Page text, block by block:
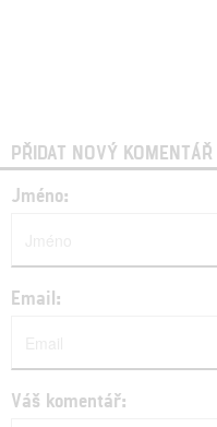
PŘIDAT NOVÝ KOMENTÁŘ
Jméno:
Email:
Váš komentář: